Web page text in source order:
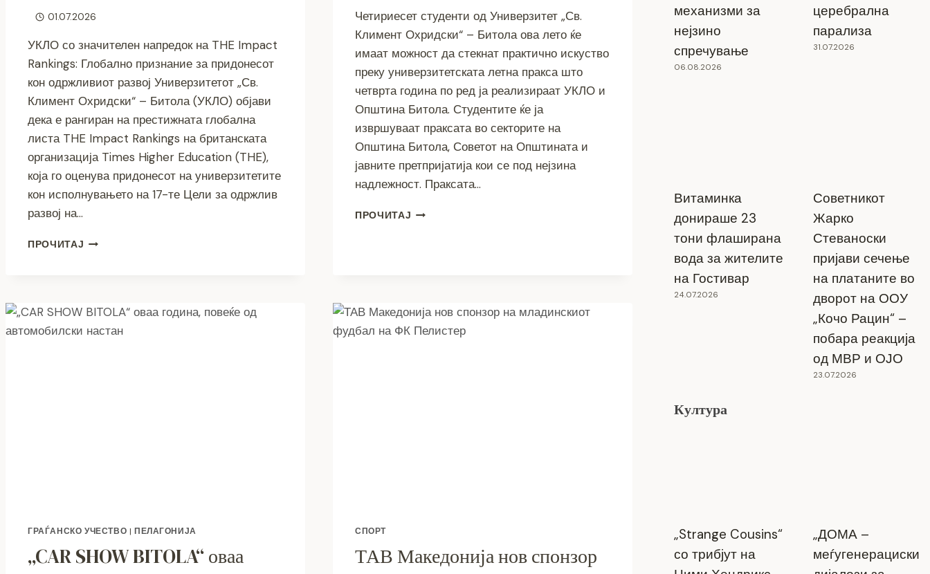
01.07.2026
УКЛО со значителен напредок на THE Impact
Rankings: Глобално признание за придонесот
кон одржливиот развој Универзитетот „Св.
Климент Охридски“ – Битола (УКЛО) објави
дека е рангиран на престижната глобална
листа THE Impact Rankings на британската
организација Times Higher Education (THE),
која го оценува придонесот на универзитетите
кон исполнувањето на 17-те Цели за одржлив
развој на…
ПРОЧИТАЈ УКЛО
THE
IMPACT
Четириесет студенти од Универзитет „Св.
Климент Охридски“ – Битола ова лето ќе
имаат можност да стекнат практично искуство
преку универзитетската летна пракса што
четврта година по ред ја реализираат УКЛО и
Општина Битола. Студентите ќе ја
извршуваат праксата во секторите на
Општина Битола, Советот на Општината и
јавните претпријатија кои се под нејзина
надлежност. Праксата…
ПРОЧИТАЈ 40
ПРАКСА
ВО
ГРАЃАНСКО УЧЕСТВО | ПЕЛАГОНИЈА
„CAR SHOW BITOLA“ оваа
СПОРТ
ТАВ Македонија нов спонзор
механизми за
нејзино
спречување
06.08.2026
церебрална
парализа
31.07.2026
Витаминка
донираше 23
тони флаширана
вода за жителите
на Гостивар
24.07.2026
Советникот
Жарко
Стеваноски
пријави сечење
на платаните во
дворот на ООУ
„Кочо Рацин“ –
побара реакција
од МВР и ОЈО
23.07.2026
Култура
„Strange Cousins“
со трибјут на
„ДОМА –
меѓугенерациски